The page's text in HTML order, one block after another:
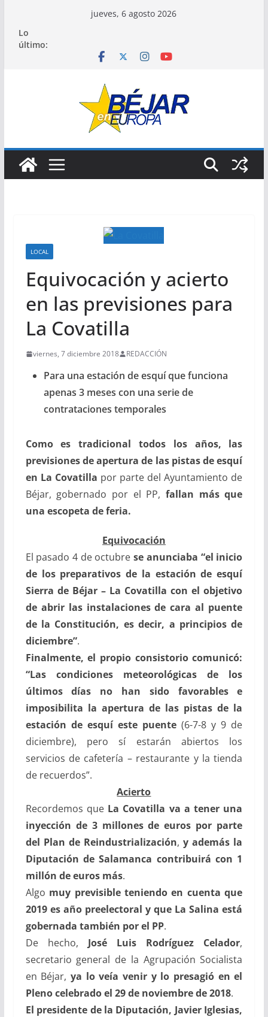
contenido
jueves, 6 agosto 2026
Lo
último:
LOCAL
Equivocación y acierto
en las previsiones para
La Covatilla
viernes, 7 diciembre 2018 REDACCIÓN
Para una estación de esquí que funciona
apenas 3 meses con una serie de
contrataciones temporales
Como es tradicional todos los años, las
previsiones de apertura de las pistas de esquí
en La Covatilla por parte del Ayuntamiento de
Béjar, gobernado por el PP, fallan más que
una escopeta de feria.
Equivocación
El pasado 4 de octubre se anunciaba “el inicio
de los preparativos de la estación de esquí
Sierra de Béjar – La Covatilla con el objetivo
de abrir las instalaciones de cara al puente
de la Constitución, es decir, a principios de
diciembre”.
Finalmente, el propio consistorio comunicó:
“Las condiciones meteorológicas de los
últimos días no han sido favorables e
imposibilita la apertura de las pistas de la
estación de esquí este puente (6-7-8 y 9 de
diciembre), pero sí estarán abiertos los
servicios de cafetería – restaurante y la tienda
de recuerdos”.
Acierto
Recordemos que La Covatilla va a tener una
inyección de 3 millones de euros por parte
del Plan de Reindustrialización,y además la
Diputación de Salamanca contribuirá con 1
millón de euros más.
Algo muy previsible teniendo en cuenta que
2019 es año preelectoral y que La Salina está
gobernada también por el PP.
De hecho, José Luis Rodríguez Celador,
secretario general de la Agrupación Socialista
en Béjar, ya lo veía venir y lo presagió en el
Pleno celebrado el 29 de noviembre de 2018.
El presidente de la Diputación, Javier Iglesias,